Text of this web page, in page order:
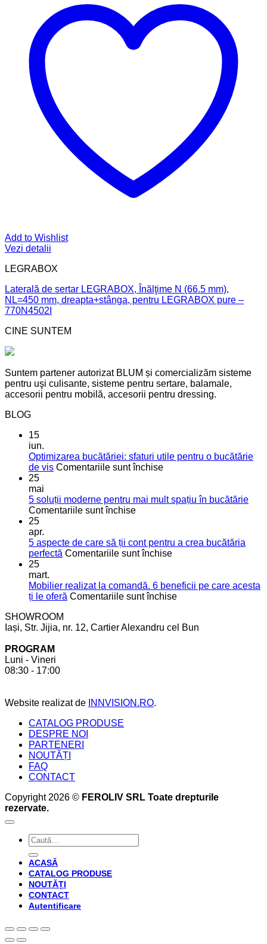
Add to Wishlist
Vezi detalii
LEGRABOX
Laterală de sertar LEGRABOX, Înălţime N (66.5 mm),
NL=450 mm, dreapta+stânga, pentru LEGRABOX pure –
770N4502I
CINE SUNTEM
Suntem partener autorizat BLUM și comercializăm sisteme
pentru uşi culisante, sisteme pentru sertare, balamale,
accesorii pentru mobilă, accesorii pentru dressing.
BLOG
15
iun.
Optimizarea bucătăriei: sfaturi utile pentru o bucătărie
de vis Comentariile sunt închisepentru
sfaturi
bucătărie
de
25
mai
5 soluții moderne pentru mai mult spațiu în bucătărie
Comentariile sunt închisepentru
moderne
pentru
spațiu
în
25
apr.
5 aspecte de care să ții cont pentru a crea bucătăria
perfectă Comentariile sunt închisepentru
de
care
cont
25
mart.
Mobilier realizat la comandă. 6 beneficii pe care acesta
ți le oferă Comentariile sunt închisepentru
la
SHOWROOM
Iași, Str. Jijia, nr. 12, Cartier Alexandru cel Bun
PROGRAM
Luni - Vineri
08:30 - 17:00
Website realizat de INNVISION.RO.
CATALOG PRODUSE
DESPRE NOI
PARTENERI
NOUTĂȚI
FAQ
CONTACT
Copyright 2026 © FEROLIV SRL Toate drepturile
rezervate.
Caută
după:
ACASĂ
CATALOG PRODUSE
NOUTĂȚI
CONTACT
Autentificare